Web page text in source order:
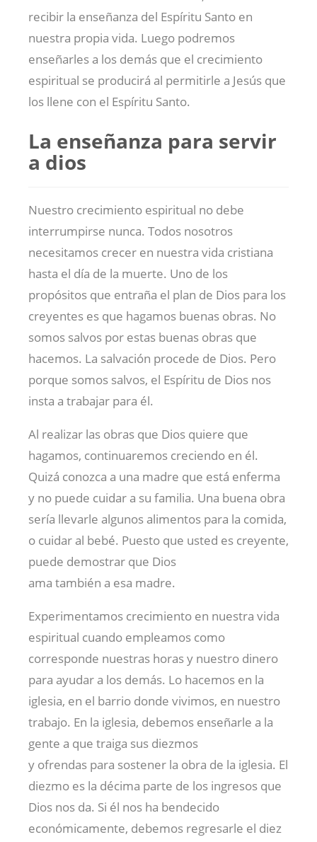
recibir la enseñanza del Espíritu Santo en
nuestra propia vida. Luego podremos
enseñarles a los demás que el crecimiento
espiritual se producirá al permitirle a Jesús que
los llene con el Espíritu Santo.
La enseñanza para servir
a dios
Nuestro crecimiento espiritual no debe
interrumpirse nunca. Todos nosotros
necesitamos crecer en nuestra vida cristiana
hasta el día de la muerte. Uno de los
propósitos que entraña el plan de Dios para los
creyentes es que hagamos buenas obras. No
somos salvos por estas buenas obras que
hacemos. La salvación procede de Dios. Pero
porque somos salvos, el Espíritu de Dios nos
insta a trabajar para él.
Al realizar las obras que Dios quiere que
hagamos, continuaremos creciendo en él.
Quizá conozca a una madre que está enferma
y no puede cuidar a su familia. Una buena obra
sería llevarle algunos alimentos para la comida,
o cuidar al bebé. Puesto que usted es creyente,
puede demostrar que Dios
ama también a esa madre.
Experimentamos crecimiento en nuestra vida
espiritual cuando empleamos como
corresponde nuestras horas y nuestro dinero
para ayudar a los demás. Lo hacemos en la
iglesia, en el barrio donde vivimos, en nuestro
trabajo. En la iglesia, debemos enseñarle a la
gente a que traiga sus diezmos
y ofrendas para sostener la obra de la iglesia. El
diezmo es la décima parte de los ingresos que
Dios nos da. Si él nos ha bendecido
económicamente, debemos regresarle el diez